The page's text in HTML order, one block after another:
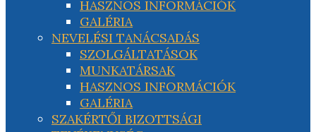
HASZNOS INFORMÁCIÓK
GALÉRIA
NEVELÉSI TANÁCSADÁS
SZOLGÁLTATÁSOK
MUNKATÁRSAK
HASZNOS INFORMÁCIÓK
GALÉRIA
SZAKÉRTŐI BIZOTTSÁGI